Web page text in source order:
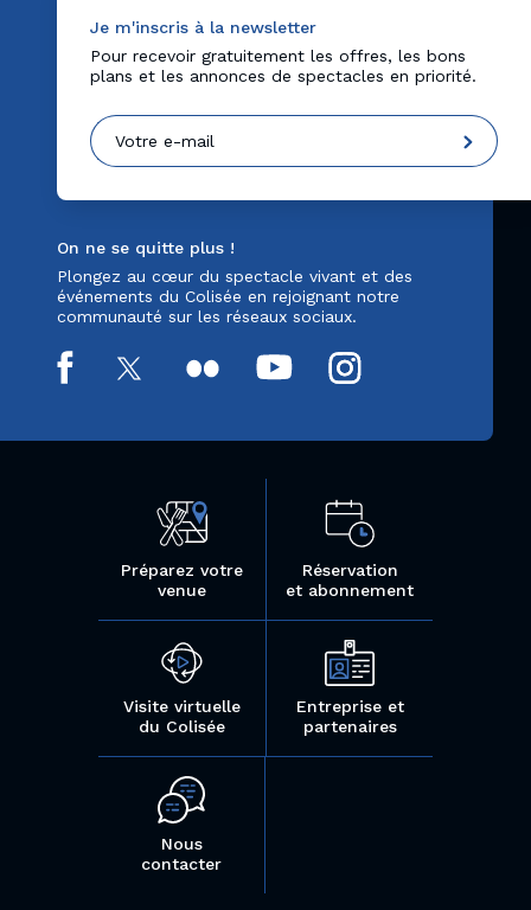
Je m'inscris à la newsletter
Pour recevoir gratuitement les offres, les bons
plans et les annonces de spectacles en priorité.
On ne se quitte plus !
Plongez au cœur du spectacle vivant et des
événements du Colisée en rejoignant notre
communauté sur les réseaux sociaux.
Préparez votre
venue
Réservation
et abonnement
Visite virtuelle
du Colisée
Entreprise et
partenaires
Nous
contacter